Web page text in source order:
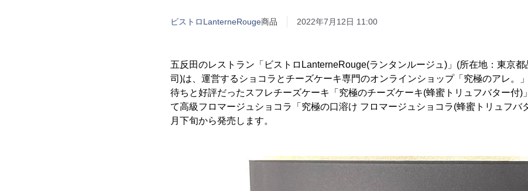
ビストロLanterneRouge商品 2022年7月12日 11:00
五反田のレストラン「ビストロLanterneRouge(ランタンルージュ)」(所在地：東京
司)は、運営するショコラとチーズケーキ専門のオンラインショップ「究極のアレ。
待ちと好評だったスフレチーズケーキ「究極のチーズケーキ(蜂蜜トリュフバター付)
て高級フロマージュショコラ「究極の口溶け フロマージュショコラ(蜂蜜トリュフバ
月下旬から発売します。